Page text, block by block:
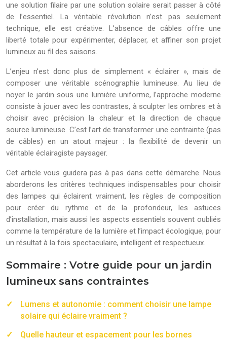
une solution filaire par une solution solaire serait passer à côté
de l’essentiel. La véritable révolution n’est pas seulement
technique, elle est créative. L’absence de câbles offre une
liberté totale pour expérimenter, déplacer, et affiner son projet
lumineux au fil des saisons.
L’enjeu n’est donc plus de simplement « éclairer », mais de
composer une véritable scénographie lumineuse. Au lieu de
noyer le jardin sous une lumière uniforme, l’approche moderne
consiste à jouer avec les contrastes, à sculpter les ombres et à
choisir avec précision la chaleur et la direction de chaque
source lumineuse. C’est l’art de transformer une contrainte (pas
de câbles) en un atout majeur : la flexibilité de devenir un
véritable éclairagiste paysager.
Cet article vous guidera pas à pas dans cette démarche. Nous
aborderons les critères techniques indispensables pour choisir
des lampes qui éclairent vraiment, les règles de composition
pour créer du rythme et de la profondeur, les astuces
d’installation, mais aussi les aspects essentiels souvent oubliés
comme la température de la lumière et l’impact écologique, pour
un résultat à la fois spectaculaire, intelligent et respectueux.
Sommaire : Votre guide pour un jardin
lumineux sans contraintes
Lumens et autonomie : comment choisir une lampe
solaire qui éclaire vraiment ?
Quelle hauteur et espacement pour les bornes